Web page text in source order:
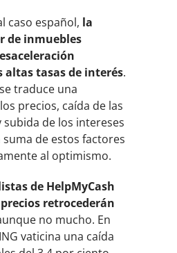
caso español, la
de inmuebles
altas tasas de interés.
traduce una
precios, caída de las
de los intereses
de estos factores
al optimismo.
de HelpMyCash
retrocederán
no mucho. En
vaticina una caída